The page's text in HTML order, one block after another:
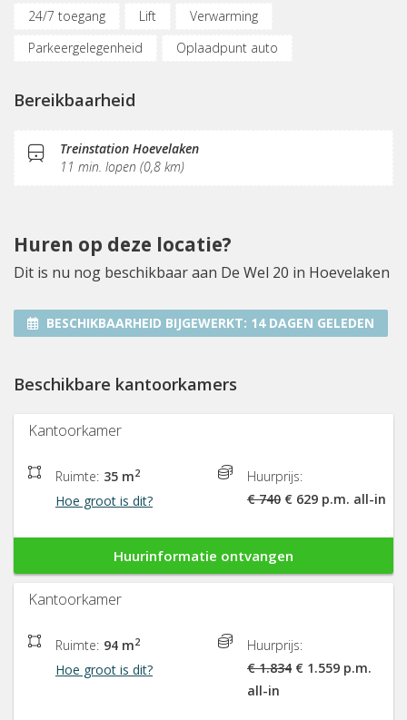
24/7 toegang Lift
Verwarming
Parkeergelegenheid
Oplaadpunt auto
Internetmogelijkheden
KVK-inschrijving
Sociaal hart
Gemeubileerd
Pantry
Bereikbaarheid
Treinstation Hoevelaken
11 min. lopen (0,8 km)
Huren op deze locatie?
Dit is nu nog beschikbaar aan De Wel 20 in Hoevelaken
BESCHIKBAARHEID BIJGEWERKT: 14 DAGEN GELEDEN
Beschikbare kantoorkamers
Kantoorkamer
Ruimte: 35 m2
Hoe groot is dit?
Huurprijs:
€ 740 € 629 p.m. all-in
Huurinformatie ontvangen
Kantoorkamer
Ruimte: 94 m2
Hoe groot is dit?
Huurprijs:
€ 1.834 € 1.559 p.m.
all-in